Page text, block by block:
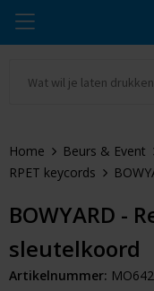
Drinkwaren
Tassen & Reizen
Alle promosnoepje
Zomer
Kerst
Thule
Alle merken
Home Beurs & Event
RPET keycords
BOWYARD -
sleutelkoord
Artikelnummer: